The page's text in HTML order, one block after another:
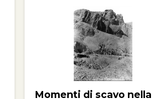
Momenti di scavo nella